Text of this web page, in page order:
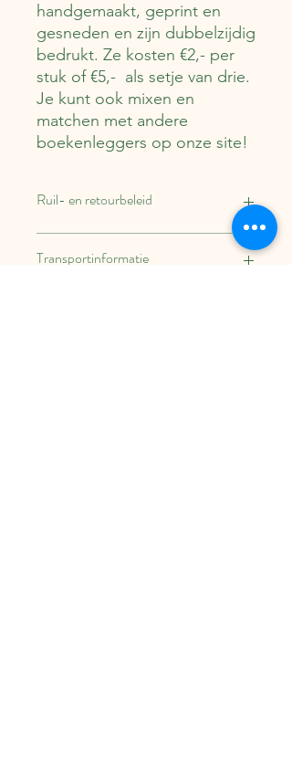
handgemaakt, geprint en
gesneden en zijn dubbelzijdig
bedrukt. Ze kosten €2,- per
stuk of €5,- als setje van drie.
Je kunt ook mixen en
matchen met andere
boekenleggers op onze site!
Ruil- en retourbeleid
retourneren. Verzend- en
Transportinformatie